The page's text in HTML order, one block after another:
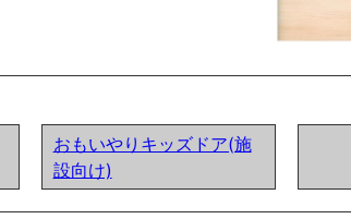
おもいやりキッズドア(施
設向け)